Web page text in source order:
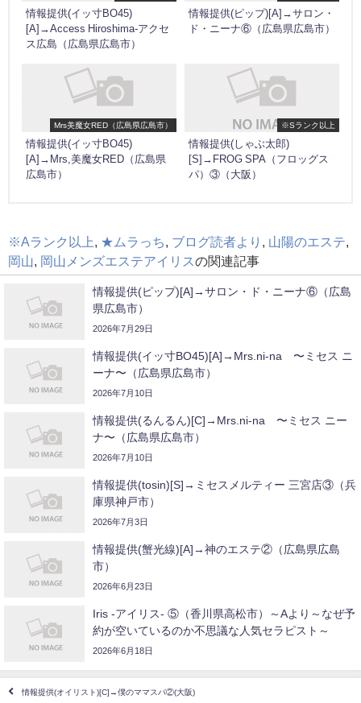
情報提供(イッ寸BO45)
[A]→Access Hiroshima-アクセ
ス広島（広島県広島市）
情報提供(ピップ)[A]→サロン・
ド・ニーナ⑥（広島県広島市）
Mrs美魔女RED（広島県広島市）
情報提供(イッ寸BO45)
[A]→Mrs,美魔女RED（広島県
広島市）
※Sランク以上
情報提供(しゃぶ太郎)
[S]→FROG SPA（フロッグス
パ）③（大阪）
※Aランク以上 ★ムラっち ブログ読者より 山陽のエステ
岡山
岡山メンズエステアイリスの関連記事
情報提供(ピップ)[A]→サロン・ド・ニーナ⑥（広島
県広島市）
2026年7月29日
情報提供(イッ寸BO45)[A]→Mrs.ni-na 〜ミセス ニ
ーナ〜（広島県広島市）
2026年7月10日
情報提供(るんるん)[C]→Mrs.ni-na 〜ミセス ニー
ナ〜（広島県広島市）
2026年7月10日
情報提供(tosin)[S]→ミセスメルティー 三宮店③（兵
庫県神戸市）
2026年7月3日
情報提供(蟹光線)[A]→神のエステ②（広島県広島
市）
2026年6月23日
Iris -アイリス- ⑤（香川県高松市）～Aより～なぜ予
約が空いているのか不思議な人気セラピスト～
2026年6月18日
情報提供(オイリスト)[C]→僕のママスパ②(大阪)